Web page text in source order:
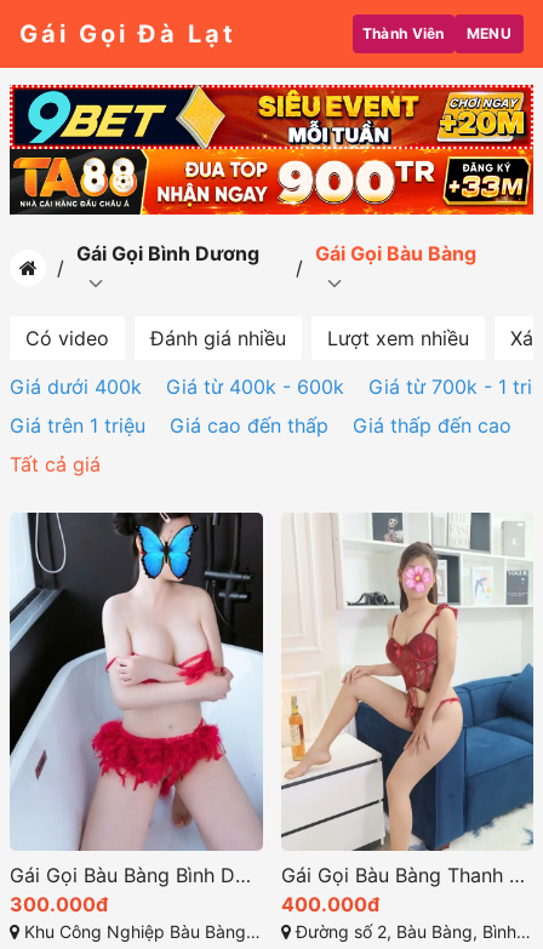
Gái Gọi Đà Lạt Thành Viên MENU
Gái Gọi Bình Dương Gái Gọi Bàu Bàng
Có video Đánh giá nhiều Lượt xem nhiều
Giá dưới 400k
Giá từ 400k - 600k
Giá từ 700k - 1
Giá trên 1 triệu
Giá cao đến thấp
Giá thấp đến cao
Tất cả giá
Gái Gọi Bàu Bàng Bình Dương – Chúc Xinh Body Đẫy Đà Mông Mẩy Phê Đáng Check
300.000đ
Khu Công Nghiệp Bàu Bàng, Lai Uyên, Bến Cát, Bình Dương
Gái Gọi Bàu Bàng Thanh Trúc – Girl Xinh 2k Non Tơ Sexy Cực Chất
400.000đ
Đường số 2, Bàu Bàng, Bình Dương